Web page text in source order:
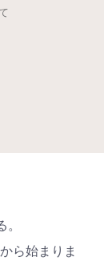
ら始まりま